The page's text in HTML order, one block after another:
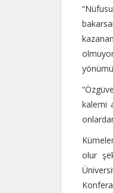
kalemi
olur